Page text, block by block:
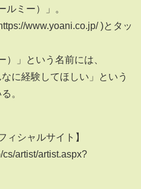
ミー）」。
www.yoani.co.jp/ )とタッ
）」という名前には、
に経験してほしい」という
。
ィシャルサイト】
artist/artist.aspx?